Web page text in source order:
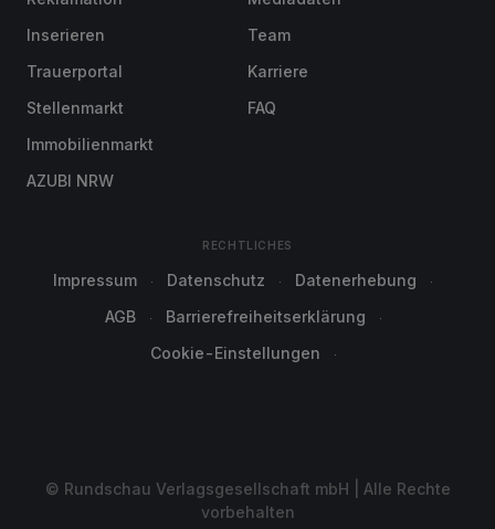
Inserieren
Trauerportal
Stellenmarkt
Immobilienmarkt
AZUBI NRW
Team
Karriere
FAQ
RECHTLICHES
Impressum Datenschutz
Datenerhebung
AGB
Barrierefreiheitserklärung
Cookie-Einstellungen
© Rundschau Verlagsgesellschaft mbH | Alle Rechte
vorbehalten